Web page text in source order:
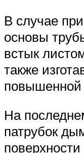
В случае
основы
встык
также
На
патрубок